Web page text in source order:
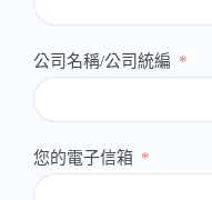
公司名稱/公司統編
您的電子信箱